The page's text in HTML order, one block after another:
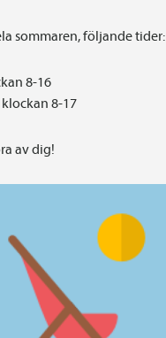
sommaren, följande tider:
8-16
8-17
av dig!